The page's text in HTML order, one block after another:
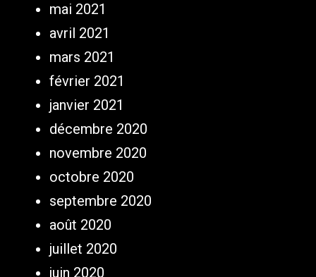
mai 2021
avril 2021
mars 2021
février 2021
janvier 2021
décembre 2020
novembre 2020
octobre 2020
septembre 2020
août 2020
juillet 2020
juin 2020